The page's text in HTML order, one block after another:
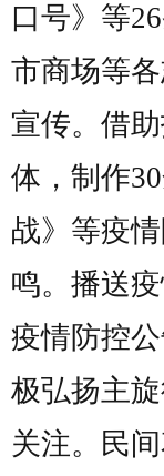
口号》等
市商场等
宣传。借
体，制作
战》等疫
鸣。播送
疫情防控
极弘扬主
关注。民